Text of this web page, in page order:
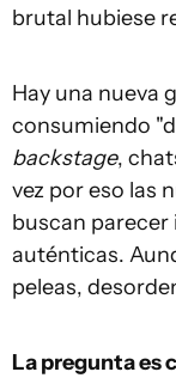
brutal hubiese
Hay una nueva
consumiendo
backstage,
vez por eso las
buscan parecer
auténticas.
peleas,
La pregunta es